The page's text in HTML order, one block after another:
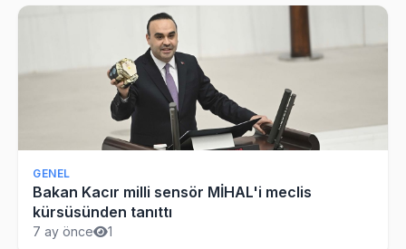
GENEL
Bakan Kacır milli sensör MİHAL'i meclis
kürsüsünden tanıttı
7 ay önce 1